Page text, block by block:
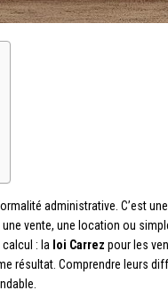
administrative. C’est
vente, une location ou
: la loi Carrez pour les
résultat. Comprendre leurs